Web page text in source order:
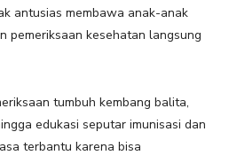
antusias membawa anak-anak
pemeriksaan kesehatan langsung
tumbuh kembang balita,
edukasi seputar imunisasi dan
terbantu karena bisa